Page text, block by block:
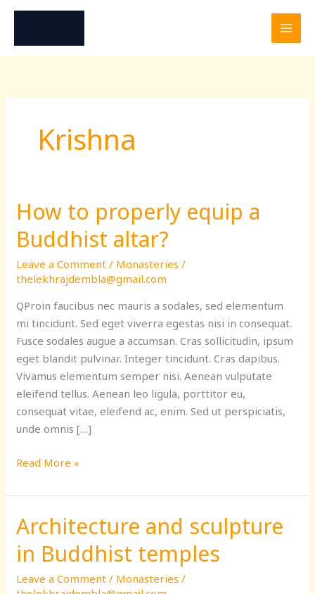
Skip
content
Krishna
How to properly equip a
Buddhist altar?
Leave a Comment / Monasteries /
thelekhrajdembla@gmail.com
QProin faucibus nec mauris a sodales, sed elementum
mi tincidunt. Sed eget viverra egestas nisi in consequat.
Fusce sodales augue a accumsan. Cras sollicitudin, ipsum
eget blandit pulvinar. Integer tincidunt. Cras dapibus.
Vivamus elementum semper nisi. Aenean vulputate
eleifend tellus. Aenean leo ligula, porttitor eu,
consequat vitae, eleifend ac, enim. Sed ut perspiciatis,
unde omnis […]
How
to
properly
equip
a
altar?
Read More »
Architecture and sculpture
in Buddhist temples
Leave a Comment / Monasteries /
Architecture
and
sculpture
in
Buddhist